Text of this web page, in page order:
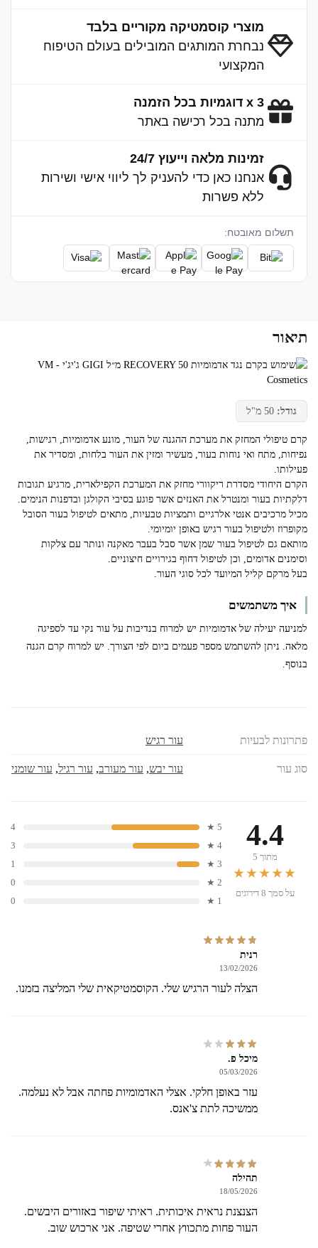
מוצרי קוסמטיקה מקוריים בלבד
נבחרת המותגים המובילים בעולם הטיפוח
המקצועי
3 x דוגמיות בכל הזמנה
מתנה בכל רכישה באתר
זמינות מלאה וייעוץ 24/7
אנחנו כאן כדי להעניק לך ליווי אישי ושירות
ללא פשרות
תשלום מאובטח:
תיאור
גודל: 50 מ"ל
קרם טיפולי המחזק את מערכת ההגנה של העור, מונע אדמומיות, רגישות,
נפיחות, מתח ואי נוחות בעור, מעשיר ומזין את העור בלחות, ומסדיר את
פעילותו.
הקרם היחודי מסדרת ריקוורי מחזק את המערכת הקפילארית, מרגיע תגובות
דלקתיות בעור ומנטרל את האנזים אשר פוגע בסיבי הקולגן ובדפנות הנימים.
מכיל מרכיבים אנטי אלרגיים ותמציות טבעיות, מתאים לטיפול בעור הסובל
מקופרוז ולטיפול בעור רגיש באופן יומיומי.
מותאם גם לטיפול בעור שמן אשר סבל בעבר מאקנה ונותר עם צלקות
וסימנים אדומים, וכן לטיפול דחוף בגירויים חיצוניים.
בעל מרקם קליל המיועד לכל סוגי העור.
איך משתמשים
למניעה יעילה של אדמומיות יש למרוח בנדיבות על עור נקי עד לספיגה
מלאה. ניתן להשתמש מספר פעמים ביום לפי הצורך. יש למרוח קרם הגנה
בנוסף.
פתרונות לבעיות עור רגיש
סוג עור עור יבש, עור מעורב, עור רגיל, עור שומני
4.4
מתוך 5
★★★★★
על סמך 8 דירוגים
5 ★
4
4 ★
3
3 ★
1
2 ★
0
1 ★
0
רנית
13/02/2026
הצלה לעור הרגיש שלי. הקוסמטיקאית שלי המליצה בזמנו.
מיכל פ.
05/03/2026
עזר באופן חלקי. אצלי האדמומיות פחתה אבל לא נעלמה.
ממשיכה לתת צ'אנס.
תהילה
18/05/2026
הצנצנת נראית איכותית. ראיתי שיפור באזורים היבשים.
העור פחות מתכווץ אחרי שטיפה. אני ארכוש שוב.